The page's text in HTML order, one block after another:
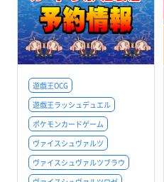
遊戯王OCG
遊戯王ラッシュデュエル
ポケモンカードゲーム
ヴァイスシュヴァルツ
ヴァイスシュヴァルツブラウ